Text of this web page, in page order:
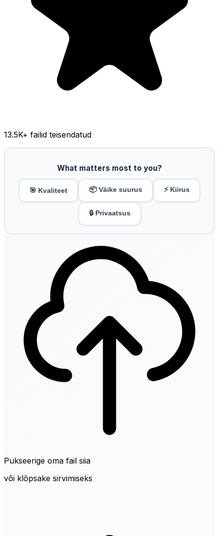
13.5K+ failid teisendatud
What matters most to you?
🎯 Kvaliteet 📦 Väike suurus ⚡ Kiirus
🔒 Privaatsus
Pukseerige oma fail siia
või klõpsake sirvimiseks